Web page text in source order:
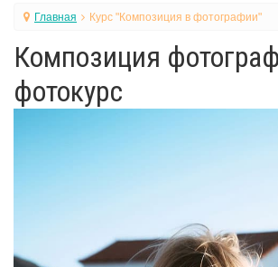
Главная Курс "Композиция в фотографии"
Композиция
фотокурс